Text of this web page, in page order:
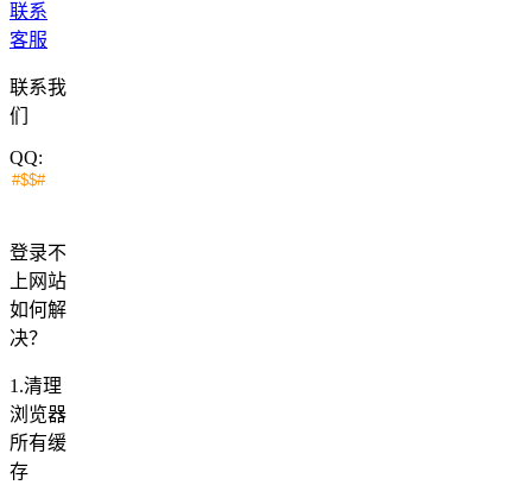
联系
客服
联系我
们
QQ:
登录不
上网站
如何解
决？
1.清理
浏览器
所有缓
存